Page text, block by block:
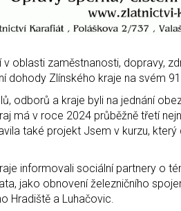
v oblasti zaměstnanosti, dopravy,
dohody Zlínského kraje na svém
odborů a kraje byli na jednání
má v roce 2024 průběžně třetí
také projekt Jsem v kurzu,
informovali sociální partnery o
jako obnovení železničního
Hradiště a Luhačovic.